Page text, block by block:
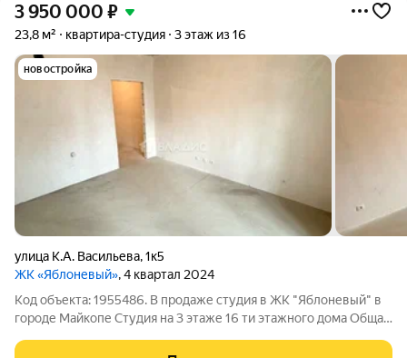
3 950 000 ₽
23,8 м² квартира-студия 3 этаж из 16
новостройка
улица К.А. Васильева,1к5
ЖК «Яблоневый», 4 квартал 2024
Код объекта: 1955486. В продаже студия в ЖК "Яблоневый" в
городе Майкопе Студия на 3 этаже 16 ти этажного дома Общая
отлично подойдет для проживания, либо под сдачу